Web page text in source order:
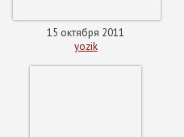
15 октября 2011
yozik